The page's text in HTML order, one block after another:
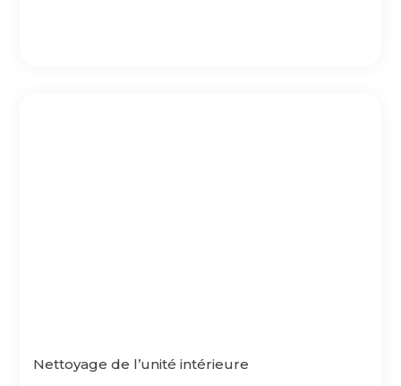
Nettoyage de l’unité intérieure